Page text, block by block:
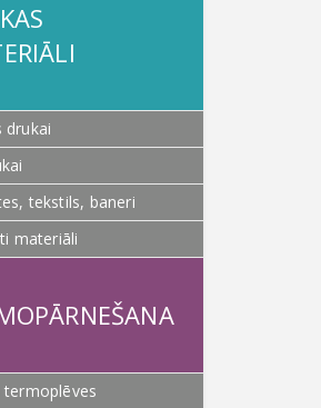
drukai
tekstils, baneri
materiāli
termoplēves